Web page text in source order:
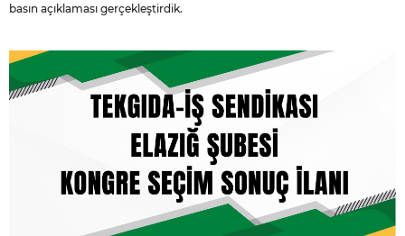
basın açıklaması gerçekleştirdik.